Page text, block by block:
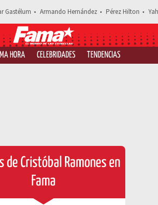
Gastélum Armando Hernández Pérez Hilton
HORA CELEBRIDADES TENDENCIAS
de Cristóbal Ramones en
Fama